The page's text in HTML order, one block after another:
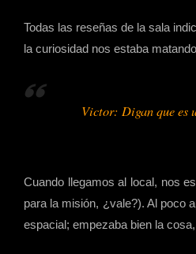
Todas las reseñas de la sala
la curiosidad nos estaba
Victor: Digan que es
Cuando llegamos al local, nos
para la misión, ¿vale?). Al poco
espacial; empezaba bien la